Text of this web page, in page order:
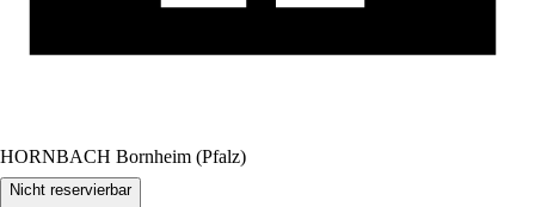
HORNBACH Bornheim (Pfalz)
Nicht reservierbar